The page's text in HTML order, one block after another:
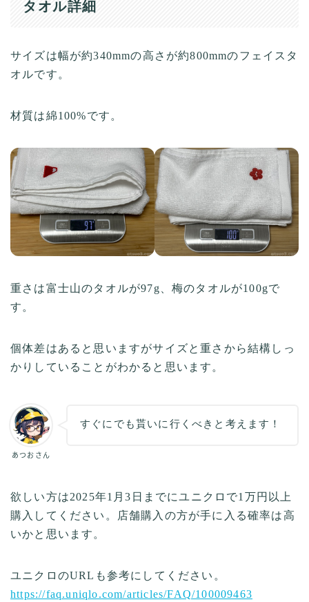
タオル詳細
サイズは幅が約340mmの高さが約800mmのフェイスタ
オルです。
材質は綿100%です。
重さは富士山のタオルが97g、梅のタオルが100gで
す。
個体差はあると思いますがサイズと重さから結構しっ
かりしていることがわかると思います。
あつおさん
すぐにでも貰いに行くべきと考えます！
欲しい方は2025年1月3日までにユニクロで1万円以上
購入してください。店舗購入の方が手に入る確率は高
いかと思います。
ユニクロのURLも参考にしてください。
https://faq.uniqlo.com/articles/FAQ/100009463